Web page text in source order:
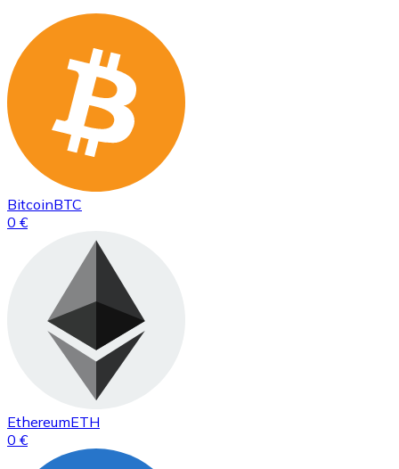
BitcoinBTC
0 €
EthereumETH
0 €